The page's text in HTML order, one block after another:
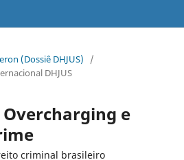
(Dossiê DHJUS)
/
DHJUS
e
criminal brasileiro